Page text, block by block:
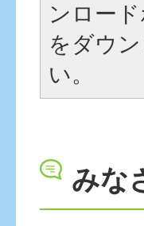
ンロー
をダウ
い。
みな